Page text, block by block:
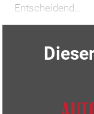
Entscheidend…